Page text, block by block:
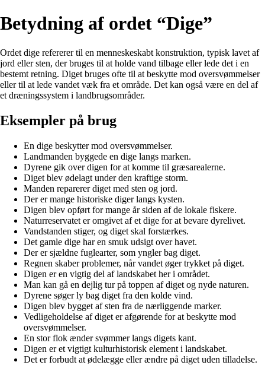
Betydning af ordet “Dige”
Ordet dige refererer til en menneskeskabt konstruktion, typisk lavet af
jord eller sten, der bruges til at holde vand tilbage eller lede det i en
bestemt retning. Diget bruges ofte til at beskytte mod oversvømmelser
eller til at lede vandet væk fra et område. Det kan også være en del af
et dræningssystem i landbrugsområder.
Eksempler på brug
En dige beskytter mod oversvømmelser.
Landmanden byggede en dige langs marken.
Dyrene gik over digen for at komme til græsarealerne.
Diget blev ødelagt under den kraftige storm.
Manden reparerer diget med sten og jord.
Der er mange historiske diger langs kysten.
Digen blev opført for mange år siden af de lokale fiskere.
Naturreservatet er omgivet af et dige for at bevare dyrelivet.
Vandstanden stiger, og diget skal forstærkes.
Det gamle dige har en smuk udsigt over havet.
Der er sjældne fuglearter, som yngler bag diget.
Regnen skaber problemer, når vandet øger trykket på diget.
Digen er en vigtig del af landskabet her i området.
Man kan gå en dejlig tur på toppen af diget og nyde naturen.
Dyrene søger ly bag diget fra den kolde vind.
Digen blev bygget af sten fra de nærliggende marker.
Vedligeholdelse af diget er afgørende for at beskytte mod
oversvømmelser.
En stor flok ænder svømmer langs digets kant.
Digen er et vigtigt kulturhistorisk element i landskabet.
Det er forbudt at ødelægge eller ændre på diget uden tilladelse.